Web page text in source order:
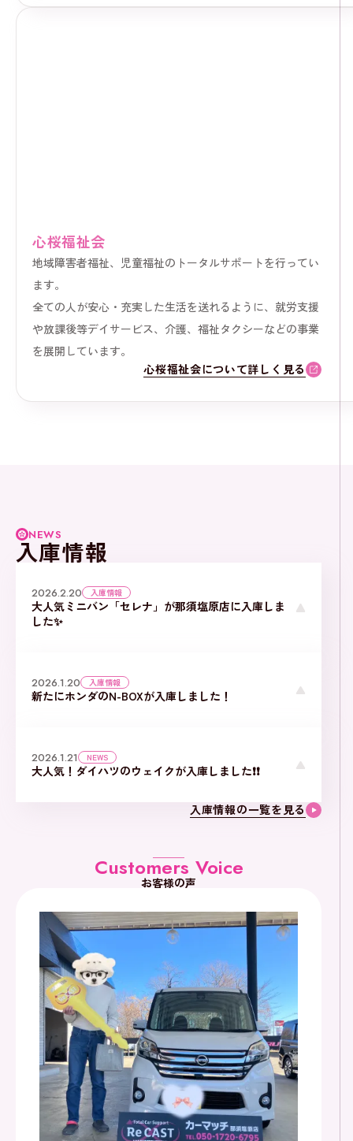
心桜福祉会
地域障害者福祉、児童福祉のトータルサポートを行ってい
ます。
全ての人が安心・充実した生活を送れるように、就労支援
や放課後等デイサービス、介護、福祉タクシーなどの事業
を展開しています。
心桜福祉会について詳しく見る
NEWS
入庫情報
2026.2.20 入庫情報
大人気ミニバン「セレナ」が那須塩原店に入庫しま
した✨
2026.1.20 入庫情報
新たにホンダのN-BOXが入庫しました！
2026.1.21 NEWS
大人気！ダイハツのウェイクが入庫しました❗❗
入庫情報の一覧を見る
Customers Voice
お客様の声